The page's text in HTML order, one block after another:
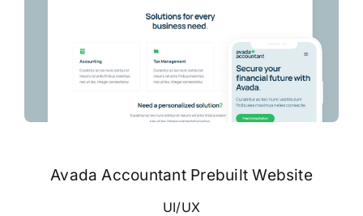
Avada Accountant Prebuilt Website
UI/UX